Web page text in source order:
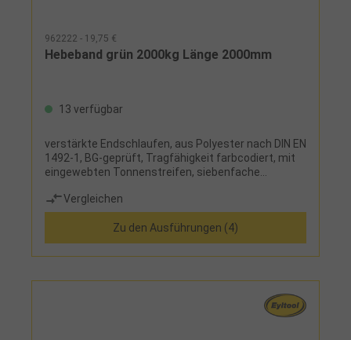
962222 - 19,75 €
Hebeband grün 2000kg Länge 2000mm
13 verfügbar
verstärkte Endschlaufen, aus Polyester nach DIN EN
1492-1, BG-geprüft, Tragfähigkeit farbcodiert, mit
eingewebten Tonnenstreifen, siebenfache
Benutzerhinweisen, zweilagig
Vergleichen
Zu den Ausführungen (4)